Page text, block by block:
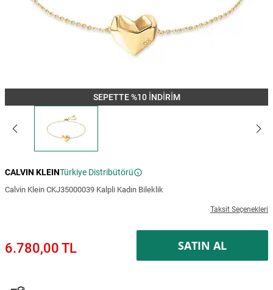
SEPETTE %10 İNDİRİM
CALVIN KLEINTürkiye Distribütörü
Calvin Klein CKJ35000039 Kalpli Kadın Bileklik
Taksit Seçenekleri
6.780,00 TL SATIN AL